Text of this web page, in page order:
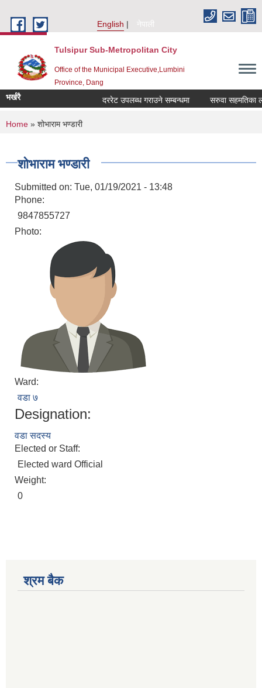
English
नेपाली
Tulsipur Sub-Metropolitan City
Office of the Municipal Executive,Lumbini
Province, Dang
भर्खरै दररेट उपलब्ध गराउने सम्बन्धमा सरुवा सहमतिका
You are here
Home » शोभाराम भण्डारी
शोभाराम भण्डारी
Submitted on: Tue, 01/19/2021 - 13:48
Phone:
9847855727
Photo:
Ward:
वडा ७
Designation:
वडा सदस्य
Elected or Staff:
Elected ward Official
Weight:
0
श्रम बैक